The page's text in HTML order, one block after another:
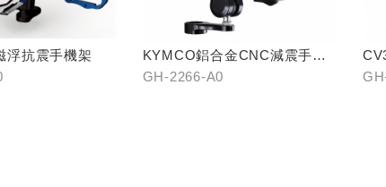
浮抗震手機架
KYMCO鋁合金CNC減震手機
架
GH-2266-A0